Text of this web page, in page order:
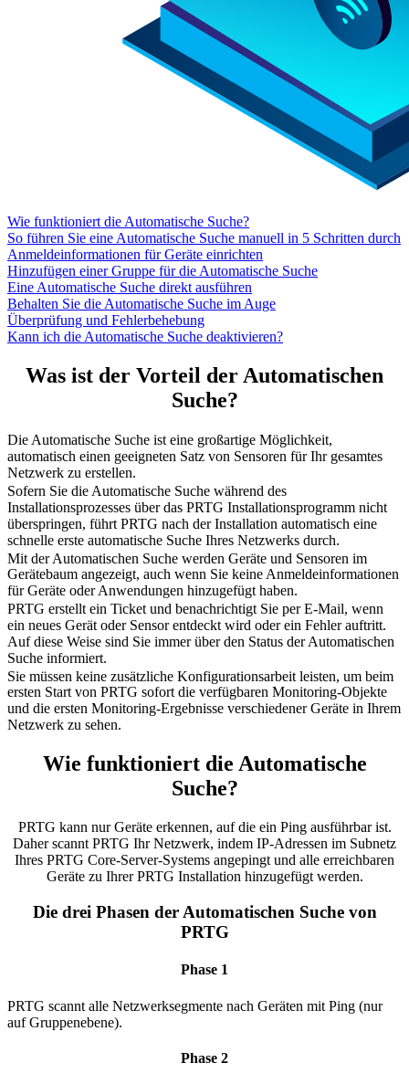
Wie funktioniert die Automatische Suche?
So führen Sie eine Automatische Suche manuell in 5 Schritten durch
Anmeldeinformationen für Geräte einrichten
Hinzufügen einer Gruppe für die Automatische Suche
Eine Automatische Suche direkt ausführen
Behalten Sie die Automatische Suche im Auge
Überprüfung und Fehlerbehebung
Kann ich die Automatische Suche deaktivieren?
Was ist der Vorteil der Automatischen
Suche?
Die Automatische Suche ist eine großartige Möglichkeit,
automatisch einen geeigneten Satz von Sensoren für Ihr gesamtes
Netzwerk zu erstellen.
Sofern Sie die Automatische Suche während des
Installationsprozesses über das PRTG Installationsprogramm nicht
überspringen, führt PRTG nach der Installation automatisch eine
schnelle erste automatische Suche Ihres Netzwerks durch.
Mit der Automatischen Suche werden Geräte und Sensoren im
Gerätebaum angezeigt, auch wenn Sie keine Anmeldeinformationen
für Geräte oder Anwendungen hinzugefügt haben.
PRTG erstellt ein Ticket und benachrichtigt Sie per E-Mail, wenn
ein neues Gerät oder Sensor entdeckt wird oder ein Fehler auftritt.
Auf diese Weise sind Sie immer über den Status der Automatischen
Suche informiert.
Sie müssen keine zusätzliche Konfigurationsarbeit leisten, um beim
ersten Start von PRTG sofort die verfügbaren Monitoring-Objekte
und die ersten Monitoring-Ergebnisse verschiedener Geräte in Ihrem
Netzwerk zu sehen.
Wie funktioniert die Automatische
Suche?
PRTG kann nur Geräte erkennen, auf die ein Ping ausführbar ist.
Daher scannt PRTG Ihr Netzwerk, indem IP-Adressen im Subnetz
Ihres PRTG Core-Server-Systems angepingt und alle erreichbaren
Geräte zu Ihrer PRTG Installation hinzugefügt werden.
Die drei Phasen der Automatischen Suche von
PRTG
Phase 1
PRTG scannt alle Netzwerksegmente nach Geräten mit Ping (nur
auf Gruppenebene).
Phase 2